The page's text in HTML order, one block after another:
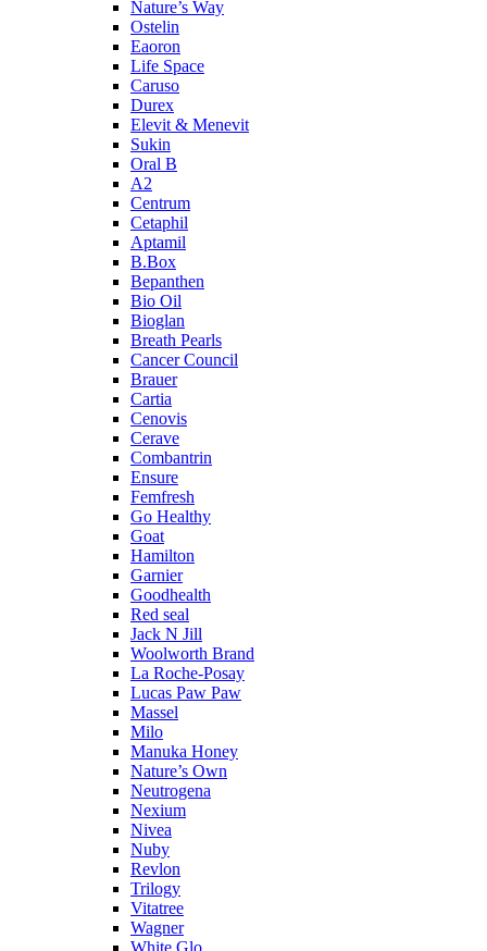
Nature’s Way
Ostelin
Eaoron
Life Space
Caruso
Durex
Elevit & Menevit
Sukin
Oral B
A2
Centrum
Cetaphil
Aptamil
B.Box
Bepanthen
Bio Oil
Bioglan
Breath Pearls
Cancer Council
Brauer
Cartia
Cenovis
Cerave
Combantrin
Ensure
Femfresh
Go Healthy
Goat
Hamilton
Garnier
Goodhealth
Red seal
Jack N Jill
Woolworth Brand
La Roche-Posay
Lucas Paw Paw
Massel
Milo
Manuka Honey
Nature’s Own
Neutrogena
Nexium
Nivea
Nuby
Revlon
Trilogy
Vitatree
Wagner